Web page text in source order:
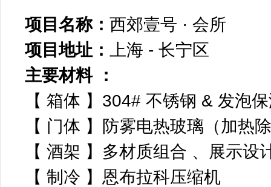
项目名称： 西郊壹号 · 会所
项目地址：
上海 - 长宁区
主要材料 ：
【 箱体 】304# 不锈钢 & 发泡
【 门体 】防雾电热玻璃（加热
【 酒架 】多材质组合 、展示设
【 制冷 】恩布拉科压缩机